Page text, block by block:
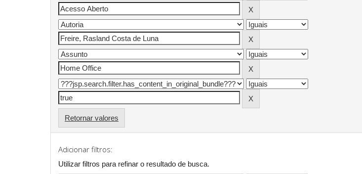
Retornar valores
Adicionar filtros:
Utilizar filtros para refinar o resultado de busca.